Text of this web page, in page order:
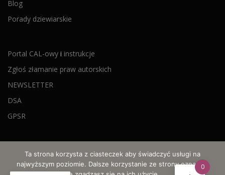
Blog
Porady dziewiarskie
Portal CAL-owy i instrukcje
Zgłoś złamanie praw autorskich
NEWSLETTER
DSA
GPSR
0
Ta strona korzysta z ciasteczek aby świadczyć usługi na
najwyższym poziomie. Dalsze korzystanie ze strony oznacza,